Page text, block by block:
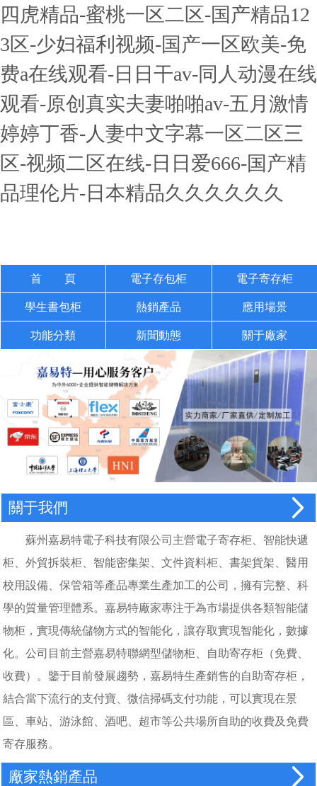
四虎精品-蜜桃一区二区-国产精品12
3区-少妇福利视频-国产一区欧美-免
费a在线观看-日日干av-同人动漫在线
观看-原创真实夫妻啪啪av-五月激情
婷婷丁香-人妻中文字幕一区二区三
区-视频二区在线-日日爱666-国产精
品理伦片-日本精品久久久久久久
首 頁 電子存包柜 電子寄存柜
學生書包柜 熱銷產品 應用場景
功能分類 新聞動態 關于廠家
關于我們
蘇州嘉易特電子科技有限公司主營電子寄存柜、智能快遞
柜、外貿拆裝柜、智能密集架、文件資料柜、書架貨架、醫用
校用設備、保管箱等產品專業生產加工的公司，擁有完整、科
學的質量管理體系。嘉易特廠家專注于為市場提供各類智能儲
物柜，實現傳統儲物方式的智能化，讓存取實現智能化，數據
化。公司目前主營嘉易特聯網型儲物柜、自助寄存柜（免費、
收費）。鑒于目前發展趨勢，嘉易特生產銷售的自助寄存柜，
結合當下流行的支付寶、微信掃碼支付功能，可以實現在景
區、車站、游泳館、酒吧、超市等公共場所自助的收費及免費
寄存服務。
廠家熱銷產品